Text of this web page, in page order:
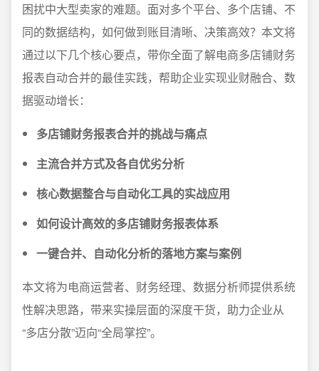
困扰中大型卖家的难题。面对多个平台、多个店铺、不
同的数据结构，如何做到账目清晰、决策高效？本文将
通过以下几个核心要点，带你全面了解电商多店铺财务
报表自动合并的最佳实践，帮助企业实现业财融合、数
据驱动增长：
多店铺财务报表合并的挑战与痛点
主流合并方式及各自优劣分析
核心数据整合与自动化工具的实战应用
如何设计高效的多店铺财务报表体系
一键合并、自动化分析的落地方案与案例
本文将为电商运营者、财务经理、数据分析师提供系统
性解决思路，带来实操层面的深度干货，助力企业从
“多店分散”迈向“全局掌控”。